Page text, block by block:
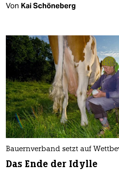
Von Kai Schöneberg
Bauernverband setzt auf
Das Ende der Idylle